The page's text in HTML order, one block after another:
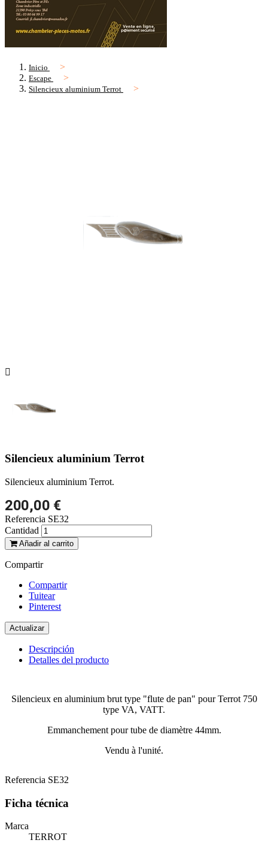
Inicio
Escape
Silencieux aluminium Terrot

Silencieux aluminium Terrot
Silencieux aluminium Terrot.
200,00 €
Referencia SE32
Cantidad
Añadir al carrito
Compartir
Compartir
Tuitear
Pinterest
Descripción
Detalles del producto
Silencieux en aluminium brut type "flute de pan" pour Terrot 750
type VA, VATT.
Emmanchement pour tube de diamètre 44mm.
Vendu à l'unité.
Referencia SE32
Ficha técnica
Marca
TERROT